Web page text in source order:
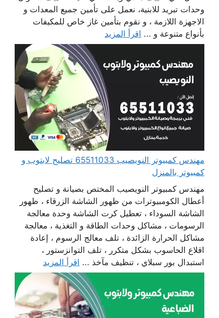
وحدات تبريد للابنية، نعمل على تأمين جميع المعدات و
الاجهزة اللازمة ، و نقوم بتأمين غاز خاص للمكيفات
بأنواع متنوعة و ... اقرأ المزيد
مهندس كمبيوتر النويصيب 65511033 تصليح لابتوب و
كمبيوتر بالمنزل
مهندس كمبيوتر النويصيب المختص بصيانة و تصليح
أعطال الكومبيوترات من ظهور الشاشة الزرقاء ، ظهور
الشاشة السوداء ، تعطيل كرت الشاشة وحدة معالجة
الرسومات ، مشاكل وحدات الطاقة و التغذية ، معالجة
مشاكل الحرارة الزائدة ، تلف معالج الرسوم ، إعادة
اقلاع الحاسوب بشكل متكرر ، تلف التوانزستور ،
استبدال بور سبلاي ، تنظيف مآخذ ... اقرأ المزيد